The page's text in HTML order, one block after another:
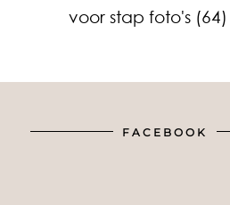
voor stap foto's(64)
FACEBOOK